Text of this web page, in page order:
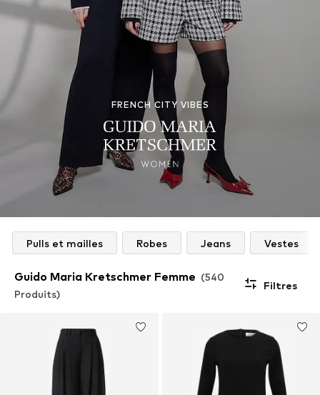
FRENCH CITY VIBES
Pulls et mailles Robes Jeans Vestes
Guido Maria Kretschmer Femme (540
Produits)
Filtres